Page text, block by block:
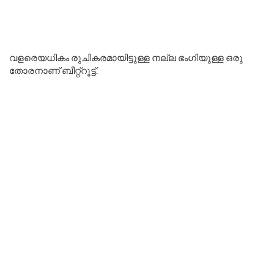
വളരെയധികം രുചികരമായിട്ടുള്ള നല്ല ഭംഗിയുള്ള ഒരു
തോരനാണ് ബീറ്റ്റൂട്ട്.